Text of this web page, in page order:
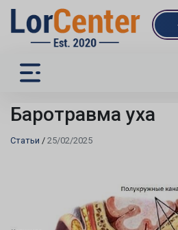
Баротравма уха
Статьи / 25/02/2025